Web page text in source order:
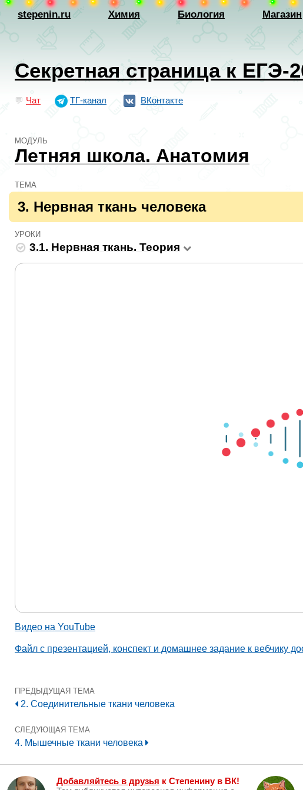
stepenin.ru Химия Биология Магазин
Секретная страница к ЕГЭ-
💬 Чат ТГ-канал ВКонтакте
МОДУЛЬ
Летняя школа. Анатомия
ТЕМА
3. Нервная ткань человека
УРОКИ
3.1. Нервная ткань. Теория
Видео на YouTube
Файл с презентацией, конспект и домашнее задание к вебчику
ПРЕДЫДУЩАЯ ТЕМА
2. Соединительные ткани человека
СЛЕДУЮЩАЯ ТЕМА
4. Мышечные ткани человека
Добавляйтесь в друзья к Степенину в ВК!